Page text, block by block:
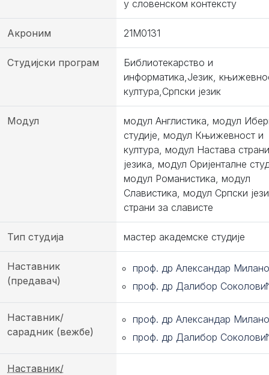
у словенском контексту
Акроним 21М0131
Студијски програм
Библиотекарство и
информатика,Језик,
култура,Српски језик
Модул
модул Англистика, модул
студије, модул Књижевност и
култура, модул Настава
језика, модул Оријенталне
модул Романистика, модул
Славистика, модул Српски
страни за слависте
Тип студија мастер академске студије
Наставник
(предавач)
проф. др Александар
проф. др Далибор
Наставник/
сарадник (вежбе)
проф. др Александар
проф. др Далибор
Наставник/